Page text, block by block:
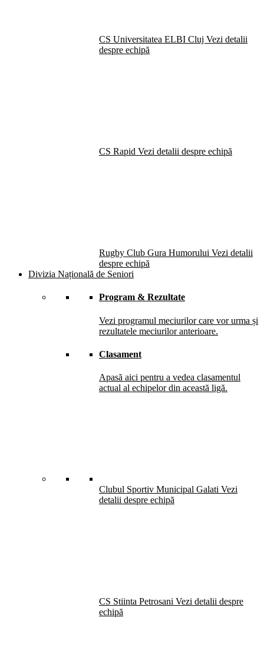
CS Universitatea ELBI Cluj Vezi detalii
despre echipă
CS Rapid Vezi detalii despre echipă
Rugby Club Gura Humorului Vezi detalii
despre echipă
Divizia Națională de Seniori
Program & Rezultate
Vezi programul meciurilor care vor urma și
rezultatele meciurilor anterioare.
Clasament
Apasă aici pentru a vedea clasamentul
actual al echipelor din această ligă.
Clubul Sportiv Municipal Galati Vezi
detalii despre echipă
CS Stiinta Petrosani Vezi detalii despre
echipă